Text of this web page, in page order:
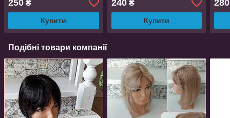
250 ₴
Купити
240₴
Купити
280
Подібні товари компанії